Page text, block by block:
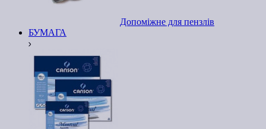
Допоміжне для пензлів
БУМАГА